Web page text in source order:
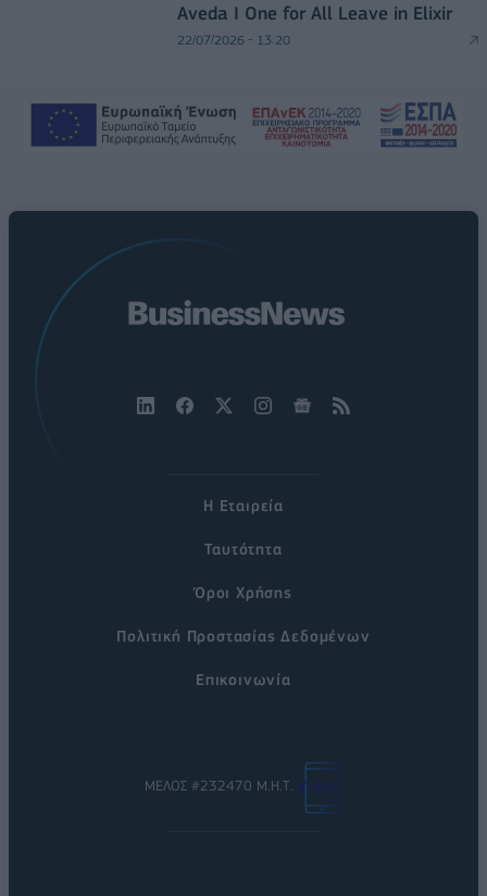
Aveda I One for All Leave in Elixir
22/07/2026 - 13:20
Η Εταιρεία
Ταυτότητα
Όροι Χρήσης
Πολιτική Προστασίας Δεδομένων
Επικοινωνία
ΜΕΛΟΣ #232470 Μ.Η.Τ.